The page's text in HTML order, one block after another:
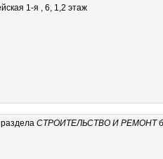
1-я , 6, 1,2 этаж
раздела СТРОИТЕЛЬСТВО И РЕМОНТ